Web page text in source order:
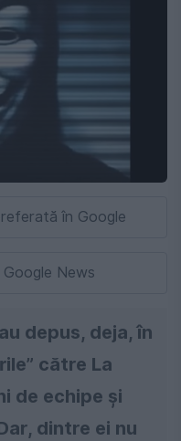
în Google
News
depus, deja, în
către La
de echipe și
dintre ei nu